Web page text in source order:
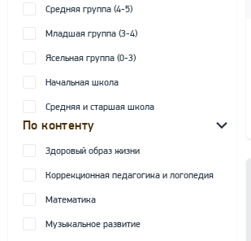
Средняя группа (4-5)
Младшая группа (3-4)
Ясельная группа (0-3)
Начальная школа
Средняя и старшая школа
По контенту
Здоровый образ жизни
Коррекционная педагогика и логопедия
Математика
Музыкальное развитие